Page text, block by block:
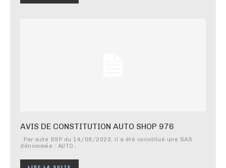
AVIS DE CONSTITUTION AUTO SHOP 976
dénommée : AUTO...
LIRE LA SUITE